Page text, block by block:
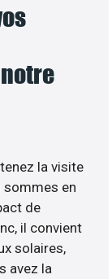
la visite
sommes en
de
il convient
solaires,
avez la